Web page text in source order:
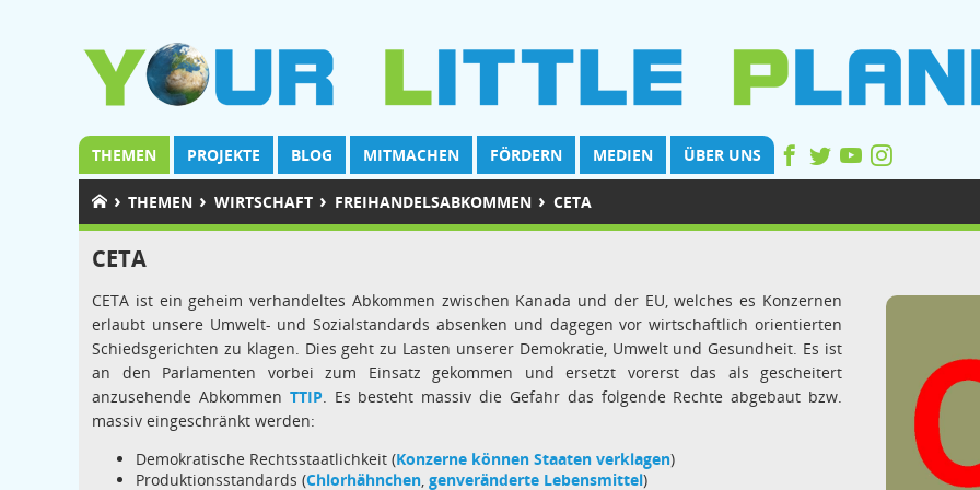
THEMEN PROJEKTE BLOG MITMACHEN FÖRDERN MEDIEN ÜBER UNS
› THEMEN › WIRTSCHAFT › FREIHANDELSABKOMMEN › CETA
CETA
CETA ist ein geheim verhandeltes Abkommen zwischen Kanada und der EU, welches es Konzernen
erlaubt unsere Umwelt- und Sozialstandards absenken und dagegen vor wirtschaftlich orientierten
Schiedsgerichten zu klagen. Dies geht zu Lasten unserer Demokratie, Umwelt und Gesundheit. Es ist
an den Parlamenten vorbei zum Einsatz gekommen und ersetzt vorerst das als gescheitert
anzusehende Abkommen TTIP. Es besteht massiv die Gefahr das folgende Rechte abgebaut bzw.
massiv eingeschränkt werden:
Demokratische Rechtsstaatlichkeit (Konzerne können Staaten verklagen)
Produktionsstandards (Chlorhähnchen, genveränderte Lebensmittel)